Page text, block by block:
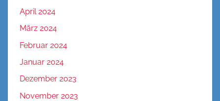
April 2024
März 2024
Februar 2024
Januar 2024
Dezember 2023
November 2023